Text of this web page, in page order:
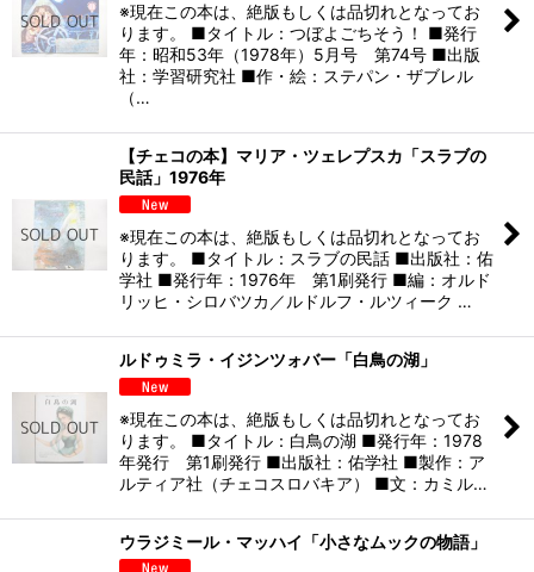
※現在この本は、絶版もしくは品切れとなってお
ります。 ■タイトル：つぼよごちそう！ ■発行
年：昭和53年（1978年）5月号 第74号 ■出版
社：学習研究社 ■作・絵：ステパン・ザブレル
（…
【チェコの本】マリア・ツェレプスカ「スラブの
民話」1976年
※現在この本は、絶版もしくは品切れとなってお
ります。 ■タイトル：スラブの民話 ■出版社：佑
学社 ■発行年：1976年 第1刷発行 ■編：オルド
リッヒ・シロバツカ／ルドルフ・ルツィーク …
ルドゥミラ・イジンツォバー「白鳥の湖」
※現在この本は、絶版もしくは品切れとなってお
ります。 ■タイトル：白鳥の湖 ■発行年：1978
年発行 第1刷発行 ■出版社：佑学社 ■製作：ア
ルティア社（チェコスロバキア） ■文：カミル…
ウラジミール・マッハイ「小さなムックの物語」